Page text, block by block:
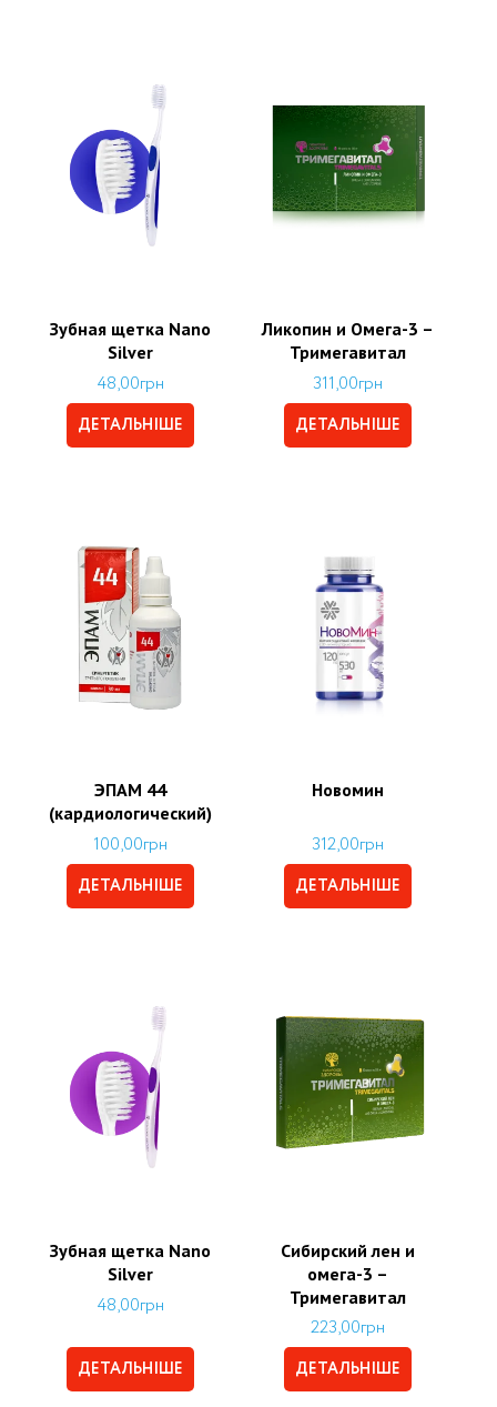
Зубная щетка Nano
Silver
48,00грн
ДЕТАЛЬНІШЕ
Ликопин и Омега-3 –
Тримегавитал
311,00грн
ДЕТАЛЬНІШЕ
ЭПАМ 44
(кардиологический)
100,00грн
ДЕТАЛЬНІШЕ
Новомин
312,00грн
ДЕТАЛЬНІШЕ
Зубная щетка Nano
Silver
48,00грн
ДЕТАЛЬНІШЕ
Сибирский лен и
омега-3 –
Тримегавитал
223,00грн
ДЕТАЛЬНІШЕ